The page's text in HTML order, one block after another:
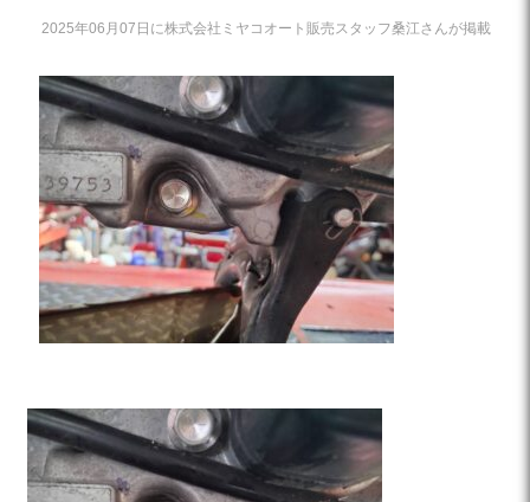
2025年06月07日に株式会社ミヤコオート販売スタッフ桑江さんが掲載